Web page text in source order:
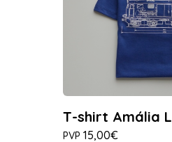
T-shirt Amália L
PVP 15,00€